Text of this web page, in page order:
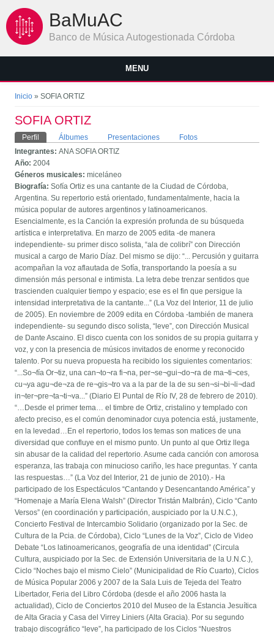
BaMuAC
Banco de Música Autogestionada Córdoba
MENU
Se encuentra usted aquí
Inicio » SOFIA ORTIZ
SOFIA ORTIZ
Solapas principales
Perfil (solapa activa)
Álbumes Presentaciones
Fotos
Integrantes:ANA SOFIA ORTIZ
Año:2004
Géneros musicales:miceláneo
Biografía:Sofía Ortiz es una cantante de la Ciudad de Córdoba,
Argentina. Su repertorio está orientado, fundamentalmente, hacia la
música popular de autores argentinos y latinoamericanos.
Esencialmente, es la Canción la expresión profunda de su búsqueda
artística e interpretativa. En marzo de 2005 edita -de manera
independiente- su primer disco solista, “ala de colibrí” con Dirección
musical a cargo de Mario Díaz. Del mismo se dijo: “... Percusión y guitarra
acompañan la voz aflautada de Sofía, transportando la poesía a su
dimensión más personal e intimista. La letra debe trenzar sentidos que
trascienden cualquier tiempo y espacio; ese es el fin que persigue la
intensidad interpretativa de la cantante...” (La Voz del Interior, 11 de julio
de 2005). En noviembre de 2009 edita en Córdoba -también de manera
independiente- su segundo disco solista, “leve”, con Dirección Musical
de Dante Ascaino. El disco cuenta con los sonidos de su propia guitarra y
voz, y con la presencia de músicos invitados de enorme y reconocido
talento. Por su nueva propuesta ha recibido los siguientes comentarios:
“...So¬fía Or¬tiz, una can¬to¬ra fi¬na, per¬se¬gui¬do¬ra de ma¬ti¬ces,
cu¬ya agu¬de¬za de re¬gis¬tro va a la par de la de su sen¬si¬bi¬li¬dad
in¬ter¬pre¬ta¬ti¬va...” (Diario El Puntal de Río IV, 28 de febrero de 2010).
“…Desde el primer tema… el timbre de Ortiz, cristalino y templado con
afecto preciso, es el común denominador cuya potencia está, justamente,
en la levedad…En el repertorio, todos los temas son matices de una
diversidad que confluye en el mismo punto. Un punto al que Ortiz llega
sin abusar de la calidad del repertorio. Asume cada canción con amorosa
esperanza, las trabaja con minucioso cariño, les hace preguntas. Y canta
las respuestas…” (La Voz del Interior, 21 de junio de 2010).- Ha
participado de los Espectáculos “Cantando y Desencantando América” y
“Homenaje a María Elena Walsh” (Director Tristán Malbrán), Ciclo “Canto
Versos” (en coordinación y participación, auspiciado por la U.N.C.),
Concierto Festival de Intercambio Solidario (organizado por la Sec. de
Cultura de la Pcia. de Córdoba), Ciclo “Lunes de la Voz”, Ciclo de Video
Debate “Los latinoamericanos, geografía de una identidad” (Circula
Cultura, auspiciado por la Sec. de Extensión Universitaria de la U.N.C.),
Ciclo “Noches bajo el mismo Cielo” (Municipalidad de Río Cuarto), Ciclos
de Música Popular 2006 y 2007 de la Sala Luis de Tejeda del Teatro
Libertador, Feria del Libro Córdoba (desde el año 2006 hasta la
actualidad), Ciclo de Conciertos 2010 del Museo de la Estancia Jesuítica
de Alta Gracia y Casa del Virrey Liniers (Alta Gracia). Por su segundo
trabajo discográfico “leve”, ha participado de los Ciclos “Nuestros